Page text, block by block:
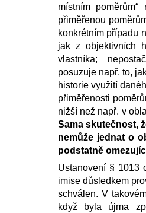
místním
přiměřenou
konkrétním případu
jak z objektivních
vlastníka;
posuzuje např. to,
historie využití
přiměřenosti
nižší než např. v
Sama skutečnost,
nemůže jednat o
podstatně
Ustanovení § 1013
imise důsledkem
schválen. V
když byla újma